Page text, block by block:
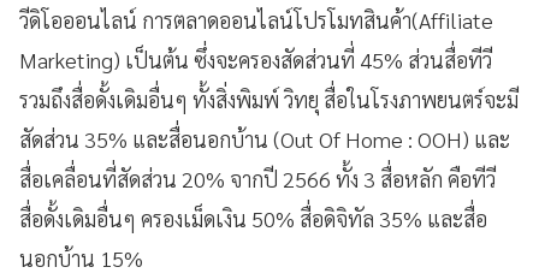
วีดิโอออนไลน์ การตลาดออนไลน์โปรโมทสินค้า(Affiliate
Marketing) เป็นต้น ซึ่งจะครองสัดส่วนที่ 45% ส่วนสื่อทีวี
รวมถึงสื่อดั้งเดิมอื่นๆ ทั้งสิ่งพิมพ์ วิทยุ สื่อในโรงภาพยนตร์จะมี
สัดส่วน 35% และสื่อนอกบ้าน (Out Of Home : OOH) และ
สื่อเคลื่อนที่สัดส่วน 20% จากปี 2566 ทั้ง 3 สื่อหลัก คือทีวี
สื่อดั้งเดิมอื่นๆ ครองเม็ดเงิน 50% สื่อดิจิทัล 35% และสื่อ
นอกบ้าน 15%